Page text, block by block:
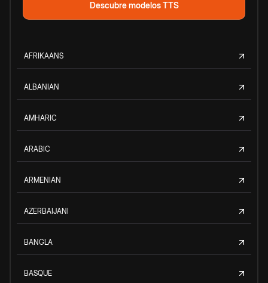
Descubre modelos TTS
AFRIKAANS
ALBANIAN
AMHARIC
ARABIC
ARMENIAN
AZERBAIJANI
BANGLA
BASQUE